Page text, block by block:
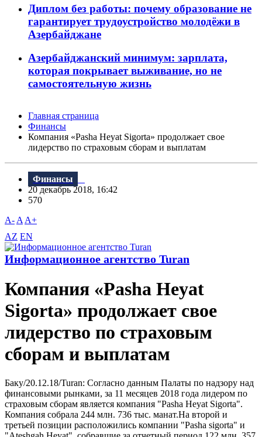
Диплом без работы: почему образование не
гарантирует трудоустройство молодёжи в
Азербайджане
Азербайджанский минимум: зарплата,
которая покрывает выживание, но не
самостоятельную жизнь
Главная страница
Финансы
Компания «Pasha Heyat Sigorta» продолжает свое
лидерство по страховым сборам и выплатам
Финансы
20 декабрь 2018, 16:42
570
A- A A+
AZ EN
Информационное агентство Turan
Компания «Pasha Heyat
Sigorta» продолжает свое
лидерство по страховым
сборам и выплатам
Баку/20.12.18/Turan: Согласно данным Палаты по надзору над
финансовыми рынками, за 11 месяцев 2018 года лидером по
страховым сборам является компания "Pasha Heyat Sigorta".
Компания собрала 244 млн. 736 тыс. манат.На второй и
третьей позиции расположились компании "Pasha sigorta" и